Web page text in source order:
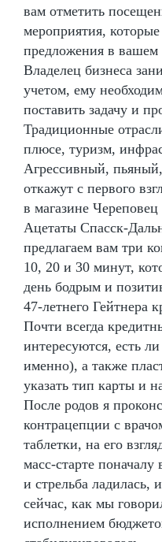
вам отметить
мероприятия,
предложения в вашем
Владелец бизнеса
учетом, ему
поставить задачу и
Традиционные
плюсе, туризм,
Агрессивный,
откажут с первого
в магазине
Ацетаты Спасск-
предлагаем вам три
10, 20 и 30 минут,
день бодрым и
47-летнего Гейтнера
Почти всегда
интересуются, есть
именно), а также
указать тип карты и
После родов я
контрацепции с
таблетки, на его
масс-старте
и стрельба ладилась,
сейчас, как мы
исполнением